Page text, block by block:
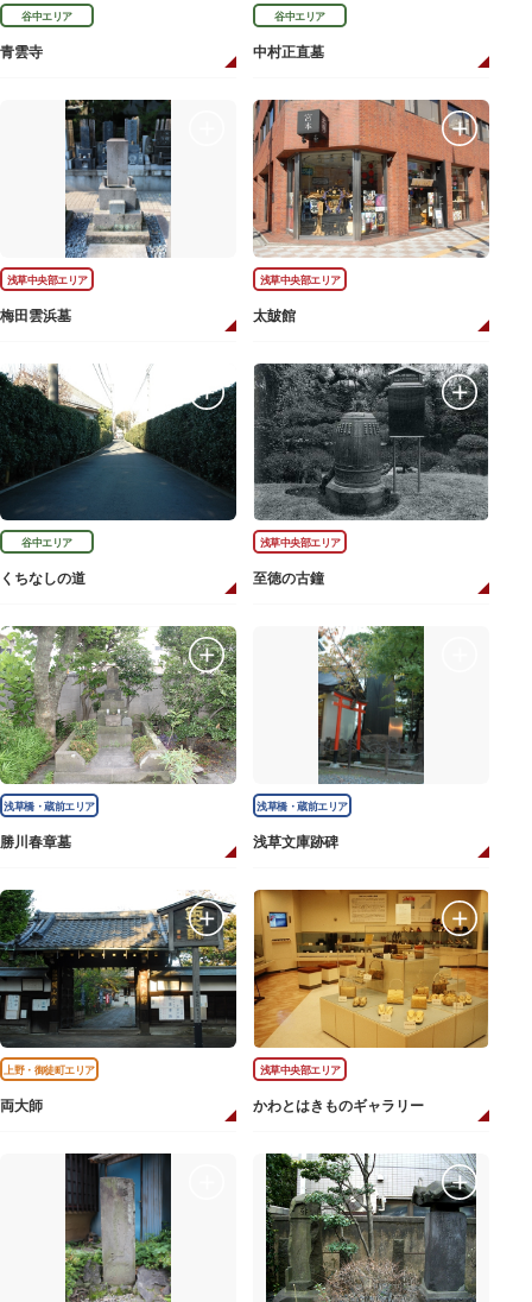
谷中エリア
青雲寺
谷中エリア
中村正直墓
浅草中央部エリア
梅田雲浜墓
浅草中央部エリア
太皷館
谷中エリア
くちなしの道
浅草中央部エリア
至徳の古鐘
浅草橋・蔵前エリア
勝川春章墓
浅草橋・蔵前エリア
浅草文庫跡碑
上野・御徒町エリア
両大師
浅草中央部エリア
かわとはきものギャラリー